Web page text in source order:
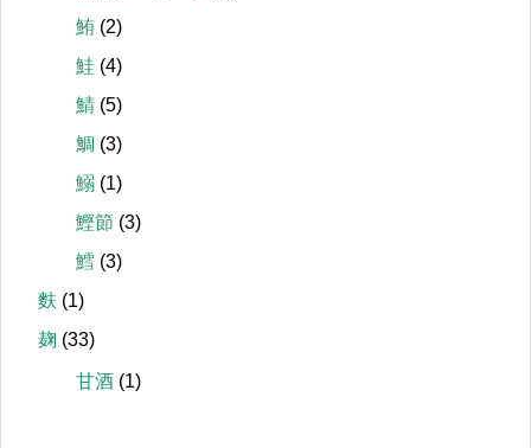
鮪 (2)
鮭 (4)
鯖 (5)
鯛 (3)
鰯 (1)
鰹節 (3)
鱈 (3)
麩 (1)
麹 (33)
甘酒 (1)